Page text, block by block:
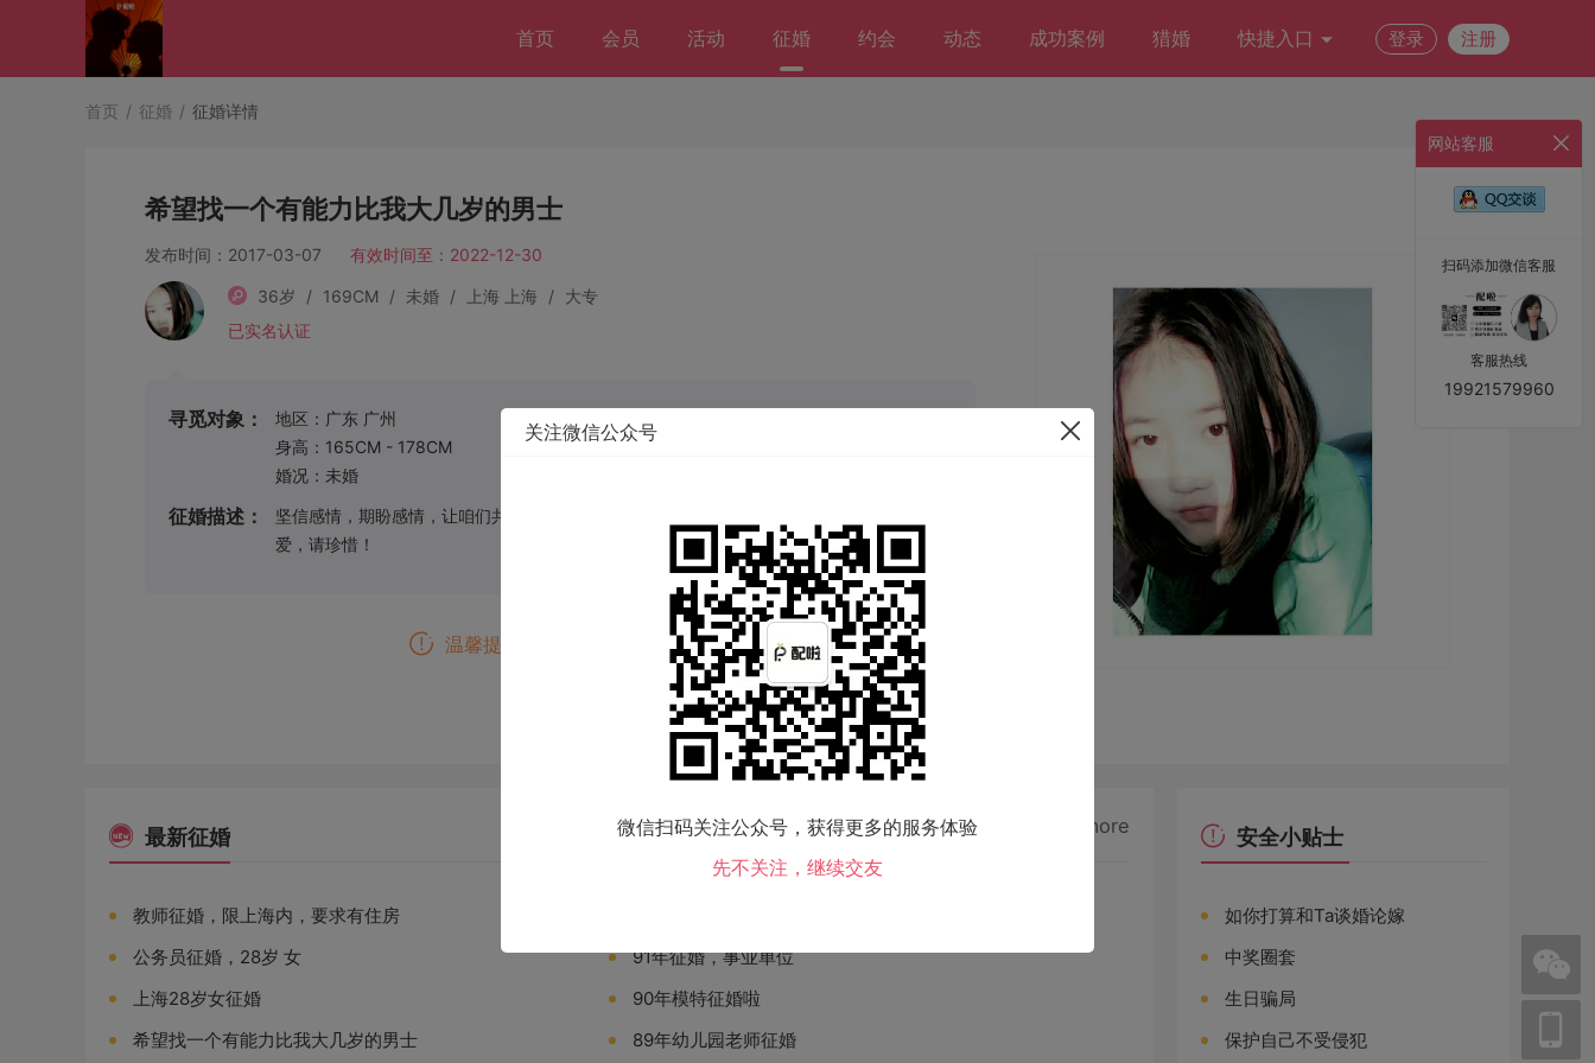
首页 会员 活动 征婚 约会 动态 成功案例 猎婚 快捷入口 登录 注册
首页 / 征婚 / 征婚详情
希望找一个有能力比我大几岁的男士
发布时间：2017-03-07 有效时间至：2022-12-30
36岁 / 169CM / 未婚 / 上海 上海 / 大专
已实名认证
寻觅对象： 地区：广东 广州
身高：165CM - 178CM
体重：54KG - 67KG
婚况：未婚
征婚描述：
坚信感情，期盼感情，让咱们共同携手组成愉悦美满的家庭！不好错过缘分，当咱们找到真
爱，请珍惜！
温馨提示：该征婚信息已失效。
最新征婚 more
教师征婚，限上海内，要求有住房
公务员征婚，28岁 女
91年征婚，事业单位
上海28岁女征婚
90年模特征婚啦
希望找一个有能力比我大几岁的男士
89年幼儿园老师征婚
安全小贴士
如你打算和Ta谈婚论嫁
中奖圈套
生日骗局
保护自己不受侵犯
网站客服
扫码添加微信客服
客服热线
19921579960
关注微信公众号
微信扫码关注公众号，获得更多的服务体验
先不关注，继续交友